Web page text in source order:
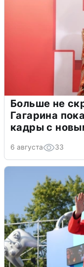
Больше не
Гагарина
кадры с
6 августа 33